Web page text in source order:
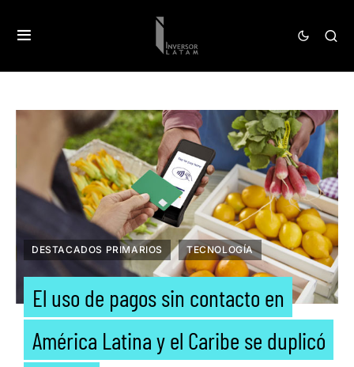
DESTACADOS PRIMARIOS TECNOLOGÍA
El uso de pagos sin contacto en
América Latina y el Caribe se duplicó